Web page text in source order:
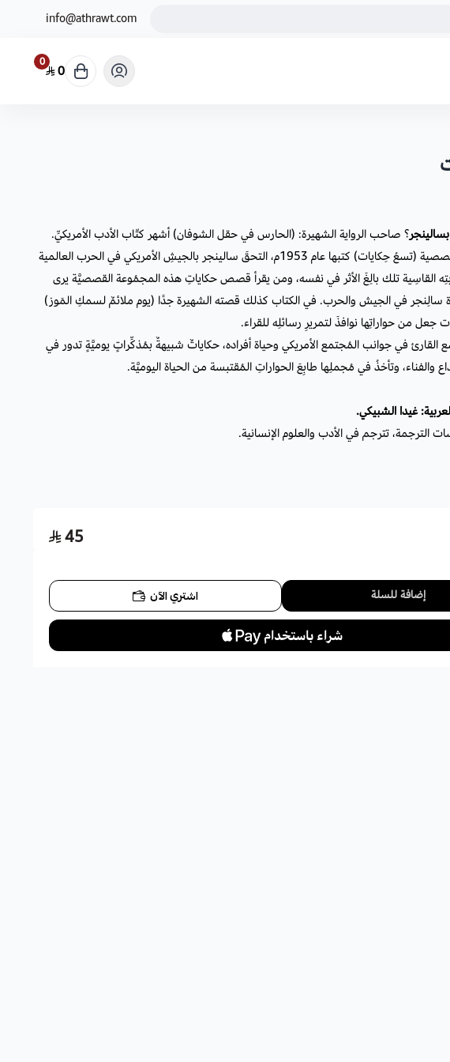
info@athrawt.com
0
0
بسالينجر؟ صاحب الرواية الشهيرة: (الحارس في حقل الشوفان) أشهر كتّاب الأدب الأمريكيِّ.
هذه مجموعته القصصية (تسعُ حِكايات) كتبها عام 1953م، التحقَ سالينجر بالجيشِ الأمريكي في الحرب العالمية
القاسِية تلك بالِغَ الأثر في نفسه، ومن يقرأ قصص حكاياتِ هذه المجمُوعة القصصيَّة يرى
سالِنجر في الجيش والحرب. في الكتاب كذلك قصته الشهيرة جدًا (يوم ملائمٌ لسمكِ المَوز)
من حواراتِها نوافذَ لتمريرِ رسائلِه للقراء.
القارئ في جوانب المُجتمع الأمريكي وحياة أفراده، حكاياتٌ شبيهةٌ بمُذكِّراتٍ يوميَّةٍ تدور في
والفناء، وتأخذُ في مُجملِها طابِعَ الحواراتِ المُقتبسة من الحياة اليوميَّة.
غيدا الشبيكي.
الترجمة، تترجم في الأدب والعلوم الإنسانية.
45
إضافة للسلة اشتري الآن